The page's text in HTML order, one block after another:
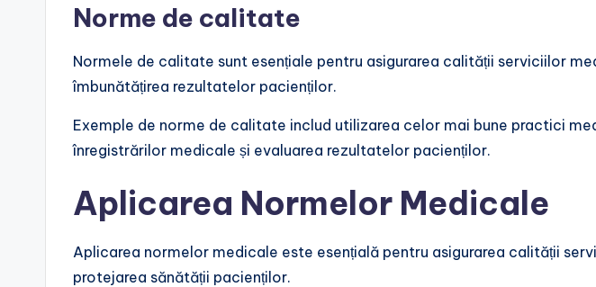
Norme de calitate
Normele de calitate sunt esențiale pentru asigurarea calității serviciilor
îmbunătățirea rezultatelor pacienților.
Exemple de norme de calitate includ utilizarea celor mai bune practici
înregistrărilor medicale și evaluarea rezultatelor pacienților.
Aplicarea Normelor Medicale
Aplicarea normelor medicale este esențială pentru asigurarea calității
protejarea sănătății pacienților.